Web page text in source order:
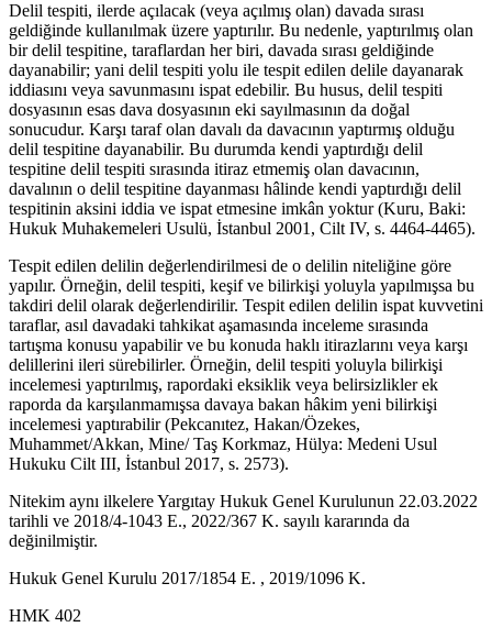
Delil tespiti, ilerde açılacak (veya açılmış olan) davada sırası
geldiğinde kullanılmak üzere yaptırılır. Bu nedenle, yaptırılmış olan
bir delil tespitine, taraflardan her biri, davada sırası geldiğinde
dayanabilir; yani delil tespiti yolu ile tespit edilen delile dayanarak
iddiasını veya savunmasını ispat edebilir. Bu husus, delil tespiti
dosyasının esas dava dosyasının eki sayılmasının da doğal
sonucudur. Karşı taraf olan davalı da davacının yaptırmış olduğu
delil tespitine dayanabilir. Bu durumda kendi yaptırdığı delil
tespitine delil tespiti sırasında itiraz etmemiş olan davacının,
davalının o delil tespitine dayanması hâlinde kendi yaptırdığı delil
tespitinin aksini iddia ve ispat etmesine imkân yoktur (Kuru, Baki:
Hukuk Muhakemeleri Usulü, İstanbul 2001, Cilt IV, s. 4464-4465).
Tespit edilen delilin değerlendirilmesi de o delilin niteliğine göre
yapılır. Örneğin, delil tespiti, keşif ve bilirkişi yoluyla yapılmışsa bu
takdiri delil olarak değerlendirilir. Tespit edilen delilin ispat kuvvetini
taraflar, asıl davadaki tahkikat aşamasında inceleme sırasında
tartışma konusu yapabilir ve bu konuda haklı itirazlarını veya karşı
delillerini ileri sürebilirler. Örneğin, delil tespiti yoluyla bilirkişi
incelemesi yaptırılmış, rapordaki eksiklik veya belirsizlikler ek
raporda da karşılanmamışsa davaya bakan hâkim yeni bilirkişi
incelemesi yaptırabilir (Pekcanıtez, Hakan/Özekes,
Muhammet/Akkan, Mine/ Taş Korkmaz, Hülya: Medeni Usul
Hukuku Cilt III, İstanbul 2017, s. 2573).
Nitekim aynı ilkelere Yargıtay Hukuk Genel Kurulunun 22.03.2022
tarihli ve 2018/4-1043 E., 2022/367 K. sayılı kararında da
değinilmiştir.
Hukuk Genel Kurulu 2017/1854 E. , 2019/1096 K.
HMK 402